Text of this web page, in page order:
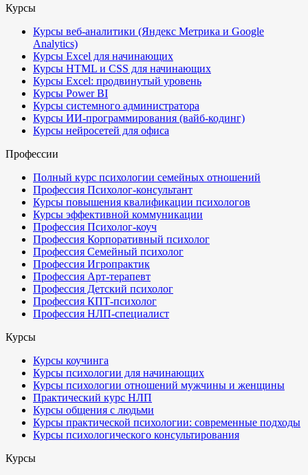
Курсы
Курсы веб-аналитики (Яндекс Метрика и Google
Analytics)
Курсы Excel для начинающих
Курсы HTML и CSS для начинающих
Курсы Excel: продвинутый уровень
Курсы Power BI
Курсы системного администратора
Курсы ИИ-программирования (вайб-кодинг)
Курсы нейросетей для офиса
Профессии
Полный курс психологии семейных отношений
Профессия Психолог-консультант
Курсы повышения квалификации психологов
Курсы эффективной коммуникации
Профессия Психолог-коуч
Профессия Корпоративный психолог
Профессия Семейный психолог
Профессия Игропрактик
Профессия Арт-терапевт
Профессия Детский психолог
Профессия КПТ-психолог
Профессия НЛП-специалист
Курсы
Курсы коучинга
Курсы психологии для начинающих
Курсы психологии отношений мужчины и женщины
Практический курс НЛП
Курсы общения с людьми
Курсы практической психологии: современные подходы
Курсы психологического консультирования
Курсы